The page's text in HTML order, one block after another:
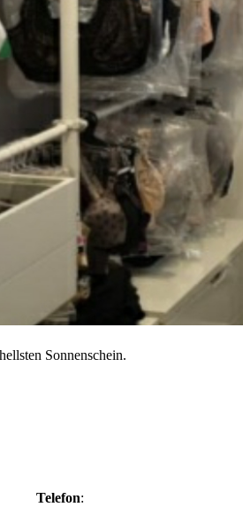
Sonnenschein.
Telefon: